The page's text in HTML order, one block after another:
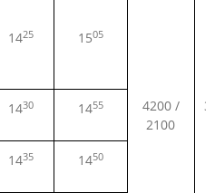
1425 1505
4200 /
2100
1430 1455
1435 1450